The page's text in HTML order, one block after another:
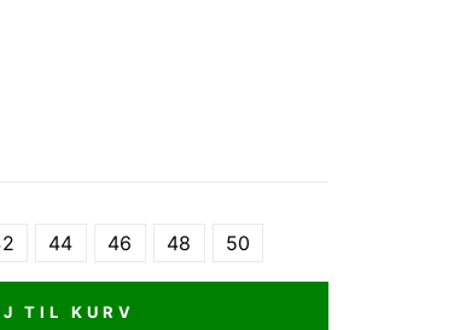
44 46 48 50
TIL KURV